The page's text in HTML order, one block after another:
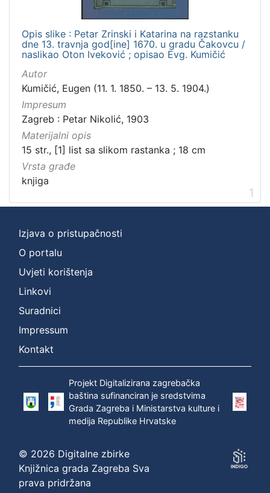
Opis slike : Petar Zrinski i Katarina na razstanku
dne 13. travnja god[ine] 1670. u gradu Čakovcu /
naslikao Oton Iveković ; opisao Evg. Kumičić
Autor
Kumičić, Eugen (11. 1. 1850. – 13. 5. 1904.)
Impresum
Zagreb : Petar Nikolić, 1903
Materijalni opis
15 str., [1] list sa slikom rastanka ; 18 cm
Vrsta građe
knjiga
1
Izjava o pristupačnosti
O portalu
Uvjeti korištenja
Linkovi
Suradnici
Impressum
Kontakt
Projekt Digitalizirana zagrebačka
baština sufinanciran je sredstvima
Grada Zagreba i Ministarstva kulture i
medija Republike Hrvatske
© 2026 Digitalne zbirke
Knjižnica grada Zagreba Sva
prava pridržana